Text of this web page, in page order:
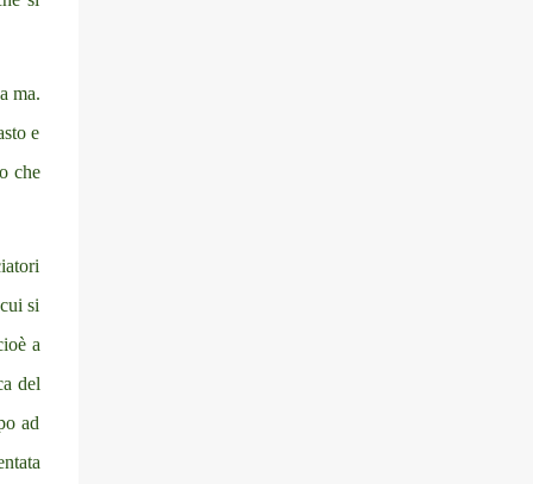
ma.
e
che
si
a
del
ad